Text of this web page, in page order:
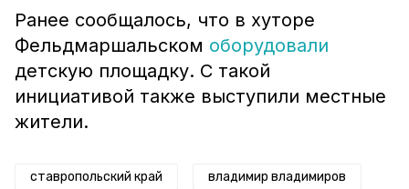
Ранее сообщалось, что в хуторе
Фельдмаршальском оборудовали
детскую площадку. С такой
инициативой также выступили местные
жители.
ставропольский край владимир владимиров